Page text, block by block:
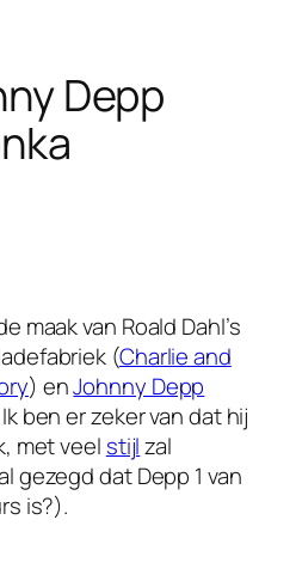
Depp
maak van Roald Dahl’s
(Charlie and
) enJohnny Depp
ben er zeker van dat hij
met veel stijlzal
gezegd dat Depp 1 van
is?).